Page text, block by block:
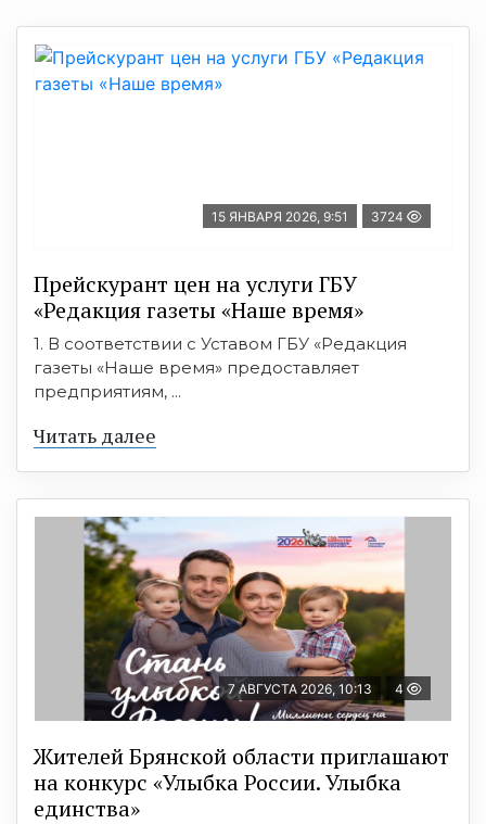
15 ЯНВАРЯ 2026, 9:51 3724
Прейскурант цен на услуги ГБУ
«Редакция газеты «Наше время»
1. В соответствии с Уставом ГБУ «Редакция
газеты «Наше время» предоставляет
предприятиям, ...
Читать далее
7 АВГУСТА 2026, 10:13 4
Жителей Брянской области приглашают
на конкурс «Улыбка России. Улыбка
единства»